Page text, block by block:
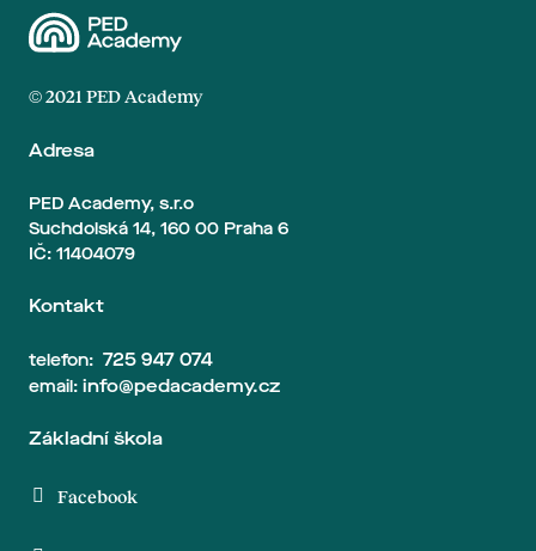
© 2021 PED Academy
Adresa
PED Academy, s.r.o
Suchdolská 14, 160 00 Praha 6
IČ: 11404079
Kontakt
telefon: 725 947 074
email: info@pedacademy.cz
Základní škola
Facebook